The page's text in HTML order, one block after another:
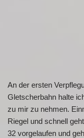
An der ersten
Gletscherbahn halte
zu mir zu nehmen.
Riegel und schnell
32 vorgelaufen und